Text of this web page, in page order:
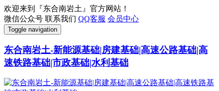
欢迎来到『东合南岩土』官方网站！
微信公众号 联系我们 QQ客服 会员中心
Toggle navigation
东合南岩土-新能源基础|房建基础|高速公路基础|高
速铁路基础|市政基础|水利基础